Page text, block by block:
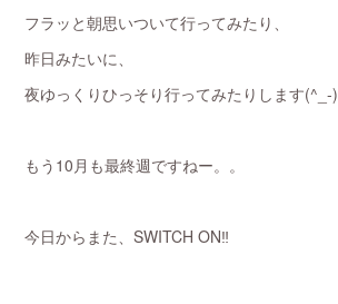
フラッと朝思いついて行ってみたり、
昨日みたいに、
夜ゆっくりひっそり行ってみたりします(^_-)
もう10月も最終週ですねー。。
今日からまた、SWITCH ON‼️